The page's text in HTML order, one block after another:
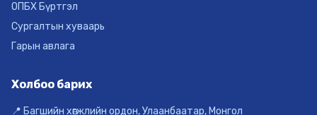
ОПБХ Бүртгэл
Сургалтын хуваарь
Гарын авлага
Холбоо барих
📍 Багшийн хөгжлийн ордон, Улаанбаатар, Монгол